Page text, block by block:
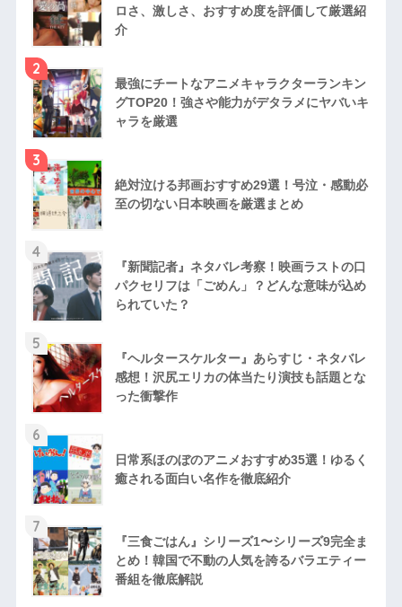
ロさ、激しさ、おすすめ度を評価して厳選紹
介
2
最強にチートなアニメキャラクターランキン
グTOP20！強さや能力がデタラメにヤバいキ
ャラを厳選
3
絶対泣ける邦画おすすめ29選！号泣・感動必
至の切ない日本映画を厳選まとめ
4
『新聞記者』ネタバレ考察！映画ラストの口
パクセリフは「ごめん」？どんな意味が込め
られていた？
5
『ヘルタースケルター』あらすじ・ネタバレ
感想！沢尻エリカの体当たり演技も話題とな
った衝撃作
6
日常系ほのぼのアニメおすすめ35選！ゆるく
癒される面白い名作を徹底紹介
7
『三食ごはん』シリーズ1〜シリーズ9完全ま
とめ！韓国で不動の人気を誇るバラエティー
番組を徹底解説